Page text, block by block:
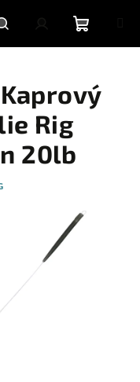
HledatPřihlášeníNákupní
košík
Rig
20lb